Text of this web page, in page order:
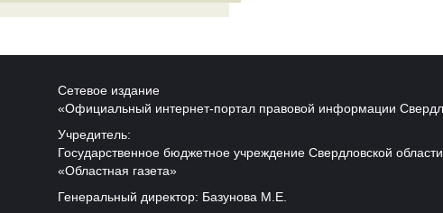
Сетевое издание
«Официальный интернет-портал правовой информации
Учредитель:
Государственное бюджетное учреждение Свердловской
«Областная газета»
Генеральный директор: Базунова М.Е.